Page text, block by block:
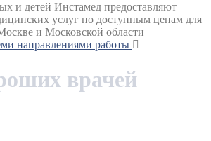
и детей Инстамед предоставляют
услуг по доступным ценам для
и Московской области
направлениями работы
врачей